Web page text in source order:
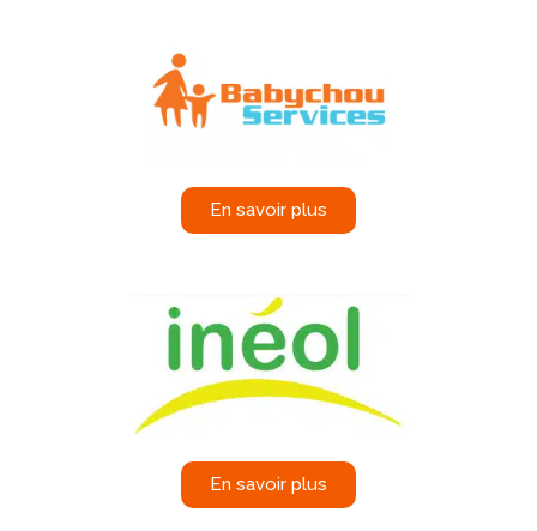
En savoir plus
En savoir plus